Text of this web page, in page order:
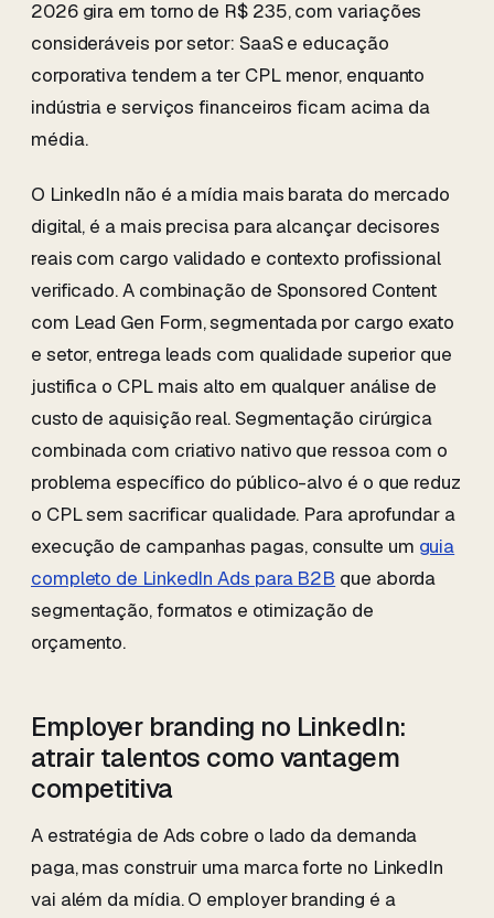
2026 gira em torno de R$ 235, com variações
consideráveis por setor: SaaS e educação
corporativa tendem a ter CPL menor, enquanto
indústria e serviços financeiros ficam acima da
média.
O LinkedIn não é a mídia mais barata do mercado
digital, é a mais precisa para alcançar decisores
reais com cargo validado e contexto profissional
verificado. A combinação de Sponsored Content
com Lead Gen Form, segmentada por cargo exato
e setor, entrega leads com qualidade superior que
justifica o CPL mais alto em qualquer análise de
custo de aquisição real. Segmentação cirúrgica
combinada com criativo nativo que ressoa com o
problema específico do público-alvo é o que reduz
o CPL sem sacrificar qualidade. Para aprofundar a
execução de campanhas pagas, consulte um guia
completo de LinkedIn Ads para B2B que aborda
segmentação, formatos e otimização de
orçamento.
Employer branding no LinkedIn:
atrair talentos como vantagem
competitiva
A estratégia de Ads cobre o lado da demanda
paga, mas construir uma marca forte no LinkedIn
vai além da mídia. O employer branding é a